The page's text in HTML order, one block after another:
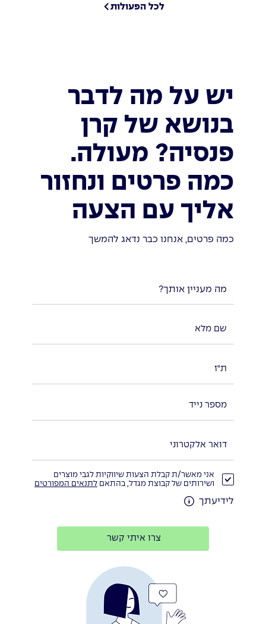
לכל הפעולות
יש על מה לדבר
בנושא של קרן
פנסיה? מעולה.
כמה פרטים ונחזור
אליך עם הצעה
כמה פרטים, אנחנו כבר נדאג להמשך
מה מעניין אותך?
אני מאשר/ת קבלת הצעות שיווקיות לגבי מוצרים
ושירותים של קבוצת מגדל, בהתאם לתנאים המפורטים
לידיעתך
צרו איתי קשר